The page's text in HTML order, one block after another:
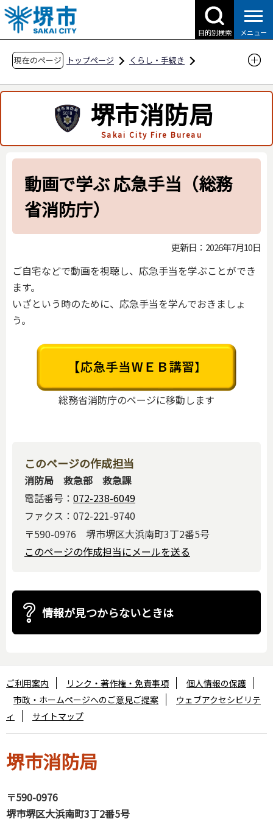
こ
の
ペ
の
で
目的別検索 メニュー
現在のページ トップページ
くらし・手続き
救急に関すること
応急手当を学ぶ
自分で学ぶ
動画で学ぶ 応急手当（総務省消防庁）
堺市消防局
Sakai City Fire Bureau
動画で学ぶ 応急手当（総務
省消防庁）
更新日：2026年7月10日
ご自宅などで動画を視聴し、応急手当を学ぶことができ
ます。
いざという時のために、応急手当を学んでおきましょ
う。
総務省消防庁のページに移動します
このページの作成担当
消防局 救急部 救急課
電話番号： 072-238-6049
ファクス：072-221-9740
〒590-0976 堺市堺区大浜南町3丁2番5号
このページの作成担当にメールを送る
情報が見つからないときは
堺市消防局
〒590-0976
堺市堺区大浜南町3丁2番5号
ご利用案内 リンク・著作権・免責事項
個人情報の保護
市政・ホームページへのご意見ご提案
ウェブアクセシビリテ
ィ
サイトマップ